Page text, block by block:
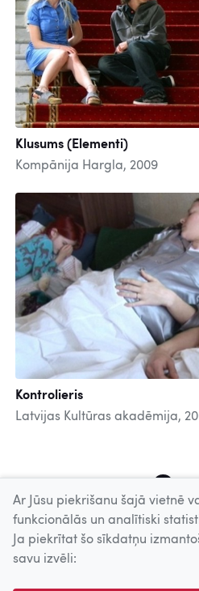
Klusums (Elementi)
Kompānija Hargla, 2009
Kontrolieris
Latvijas Kultūras akadēmija,
© 2026 Nacionālais Kino centrs,
Ar Jūsu piekrišanu šajā vietnē
funkcionālās un analītiski
Ja piekrītat šo sīkdatņu
savu izvēli: